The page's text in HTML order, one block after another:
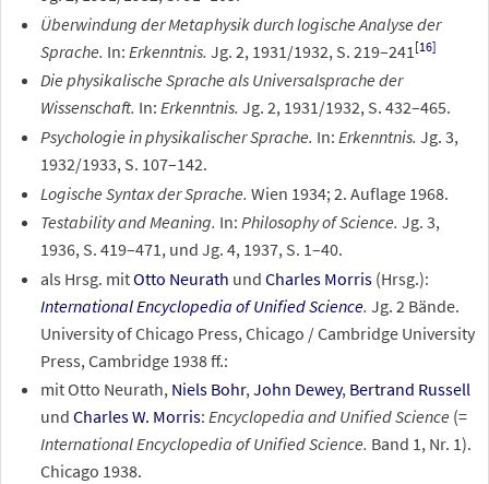
Überwindung der Metaphysik durch logische Analyse der
Sprache. In: Erkenntnis. Jg. 2, 1931/1932, S. 219–241 [16]
Die physikalische Sprache als Universalsprache der
Wissenschaft. In: Erkenntnis. Jg. 2, 1931/1932, S. 432–465.
Psychologie in physikalischer Sprache. In: Erkenntnis. Jg. 3,
1932/1933, S. 107–142.
Logische Syntax der Sprache. Wien 1934; 2. Auflage 1968.
Testability and Meaning. In: Philosophy of Science. Jg. 3,
1936, S. 419–471, und Jg. 4, 1937, S. 1–40.
als Hrsg. mitOtto Neurath und Charles Morris(Hrsg.):
International Encyclopedia of Unified Science. Jg. 2 Bände.
University of Chicago Press, Chicago / Cambridge University
Press, Cambridge 1938 ff.:
mit Otto Neurath, Niels Bohr,John Dewey, Bertrand Russell
und Charles W. Morris: Encyclopedia and Unified Science (=
International Encyclopedia of Unified Science. Band 1, Nr. 1).
Chicago 1938.